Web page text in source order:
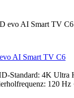
AI Smart TV C6
Standard: 4K Ultra
120 Hz